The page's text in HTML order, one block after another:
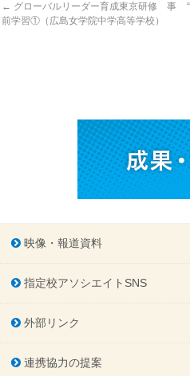
← グローバルリーダー育成東京研修 事
前学習①（広島女学院中学高等学校）
映像・報道資料
指定校アソシエイトSNS
外部リンク
連携協力の提案